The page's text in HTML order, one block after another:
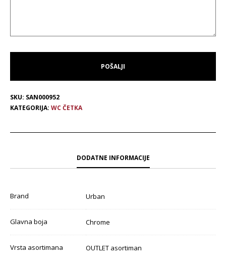
SKU: SAN000952
KATEGORIJA: WC ČETKA
DODATNE INFORMACIJE
Brand Urban
Glavna boja Chrome
Vrsta asortimana OUTLET asortiman